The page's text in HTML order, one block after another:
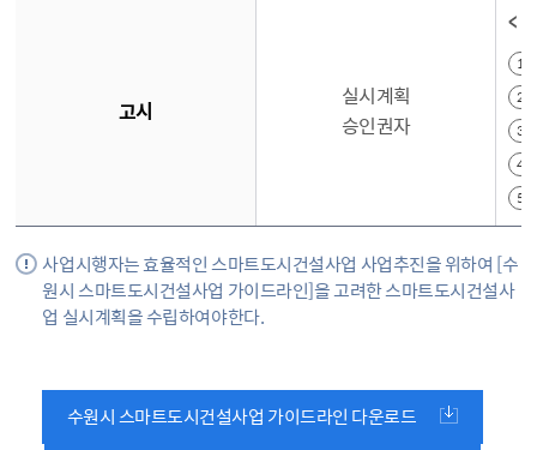
고시
실시계획
승인권자
<
사업시행자는 효율적인 스마트도시건설사업 사업추진을 위하여 [수
원시 스마트도시건설사업 가이드라인]을 고려한 스마트도시건설사
업 실시계획을 수립하여야한다.
수원시 스마트도시건설사업 가이드라인 다운로드